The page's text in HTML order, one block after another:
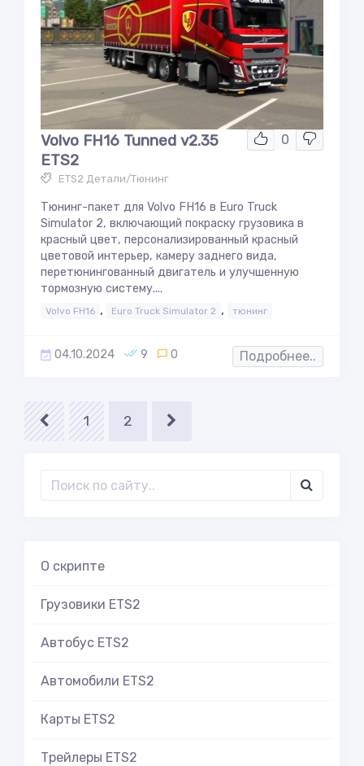
0
Volvo FH16 Tunned v2.35
ETS2
ETS2 Детали/Тюнинг
Тюнинг-пакет для Volvo FH16 в Euro Truck
Simulator 2, включающий покраску грузовика в
красный цвет, персонализированный красный
цветовой интерьер, камеру заднего вида,
перетюнингованный двигатель и улучшенную
тормозную систему....
Volvo FH16 , Euro Truck Simulator 2 , тюнинг
04.10.2024 9 0 Подробнее..
1 2
О скрипте
Грузовики ETS2
Автобус ETS2
Автомобили ETS2
Карты ETS2
Трейлеры ETS2